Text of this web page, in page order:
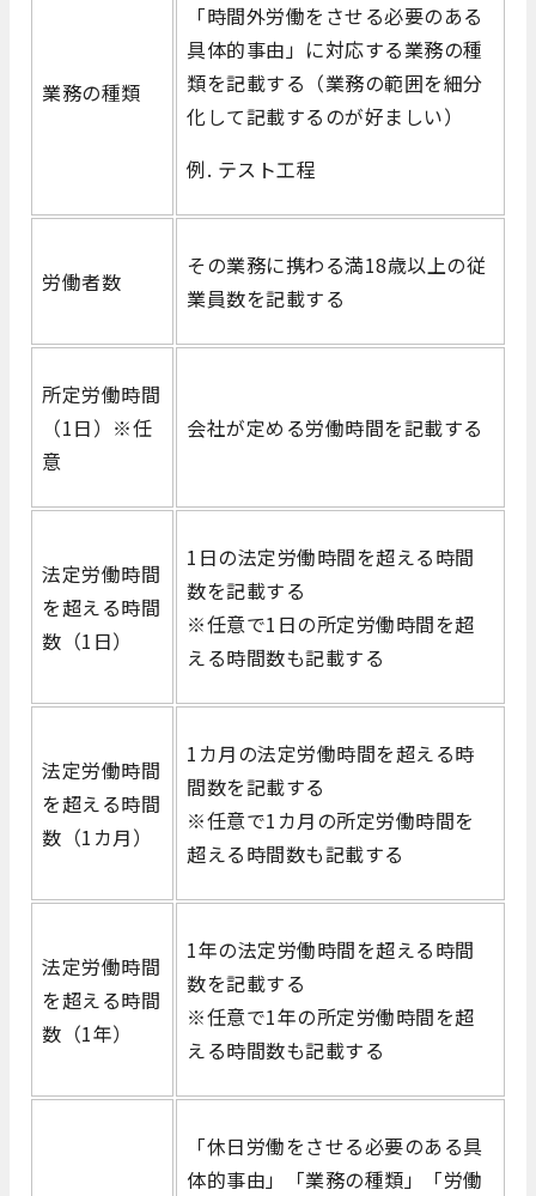
業務の種類
「時間外労働をさせる必要のある
具体的事由」に対応する業務の種
類を記載する（業務の範囲を細分
化して記載するのが好ましい）
例. テスト工程
労働者数
その業務に携わる満18歳以上の従
業員数を記載する
所定労働時間
（1日）※任
意
会社が定める労働時間を記載する
法定労働時間
を超える時間
数（1日）
1日の法定労働時間を超える時間
数を記載する
※任意で1日の所定労働時間を超
える時間数も記載する
法定労働時間
を超える時間
数（1カ月）
1カ月の法定労働時間を超える時
間数を記載する
※任意で1カ月の所定労働時間を
超える時間数も記載する
法定労働時間
を超える時間
数（1年）
1年の法定労働時間を超える時間
数を記載する
※任意で1年の所定労働時間を超
える時間数も記載する
「休日労働をさせる必要のある具
体的事由」「業務の種類」「労働